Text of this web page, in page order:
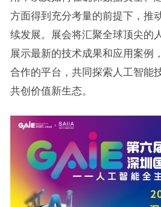
方面得到充分考量的前提下，推
续发展。展会将汇聚全球顶尖的
展示最新的技术成果和应用案例
合作的平台，共同探索人工智能
共创价值新生态。